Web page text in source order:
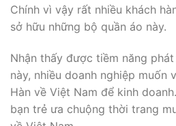
Chính vì vậy rất nhiều khách
sở hữu những bộ quần áo này.
Nhận thấy được tiềm năng
này, nhiều doanh nghiệp muốn
Hàn về Việt Nam để kinh
bạn trẻ ưa chuộng thời trang